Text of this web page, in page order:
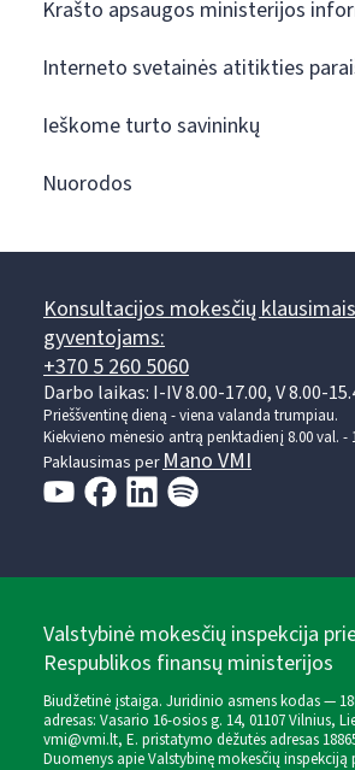
Krašto apsaugos ministerijos
Interneto svetainės atitikties
Ieškome turto savininkų
Nuorodos
Konsultacijos mokesčių
gyventojams:
+370 5 260 5060
Darbo laikas: I-IV 8.00-17.00, V 8.00-
Prieššventinę dieną - viena valanda trumpiau.
Kiekvieno mėnesio antrą penktadienį 8.00 val. -
Paklausimas perMano VMI
Valstybinė mokesčių inspekcija
Respublikos finansų ministerijos
Biudžetinė įstaiga. Juridinio asmens kodas —
adresas: Vasario 16-osios g. 14, 01107 Vilnius,
vmi@vmi.lt, E. pristatymo dėžutės adresas
Duomenys apie Valstybinę mokesčių inspekciją